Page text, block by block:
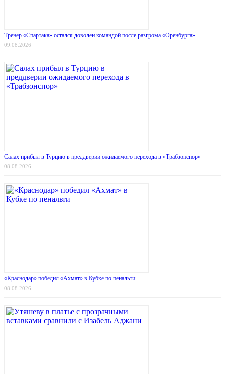
Тренер «Спартака» остался доволен командой после разгрома «Оренбурга»
09.08.2026
Салах прибыл в Турцию в преддверии ожидаемого перехода в «Трабзонспор»
08.08.2026
«Краснодар» победил «Ахмат» в Кубке по пенальти
08.08.2026